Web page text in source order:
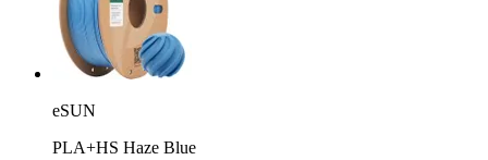
eSUN
PLA+HS Haze Blue